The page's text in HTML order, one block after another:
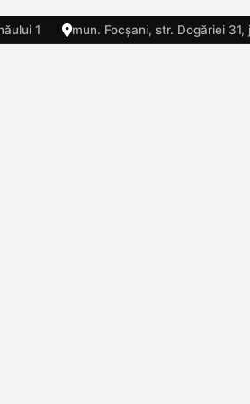
1 mun. Focșani, str. Dogăriei